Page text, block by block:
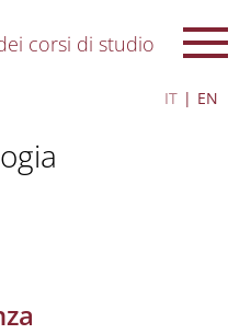
corsi di studio
IT EN